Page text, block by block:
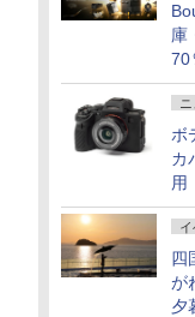
庫
70
ボ
カ
用
四
が
夕